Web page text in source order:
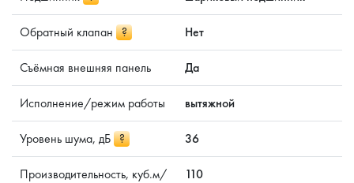
Обратный клапан ? Нет
Съёмная внешняя панель Да
Исполнение/режим работы вытяжной
Уровень шума, дБ ? 36
Производительность, куб.м/
110